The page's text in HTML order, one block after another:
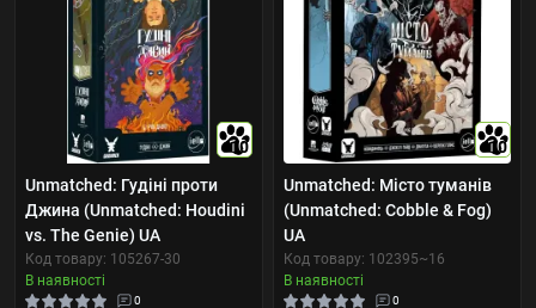
10
Unmatched: Гудіні проти
Джина (Unmatched: Houdini
vs. The Genie) UA
Код товару: 105267-30
В наявності
0
10
Unmatched: Місто туманів
(Unmatched: Cobble & Fog)
UA
Код товару: 102395~16
В наявності
0